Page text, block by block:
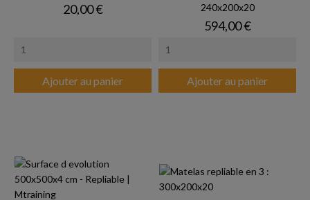
Prix
20,00 €
Ajouter au panier
240x200x20
Prix
594,00 €
Ajouter au panier